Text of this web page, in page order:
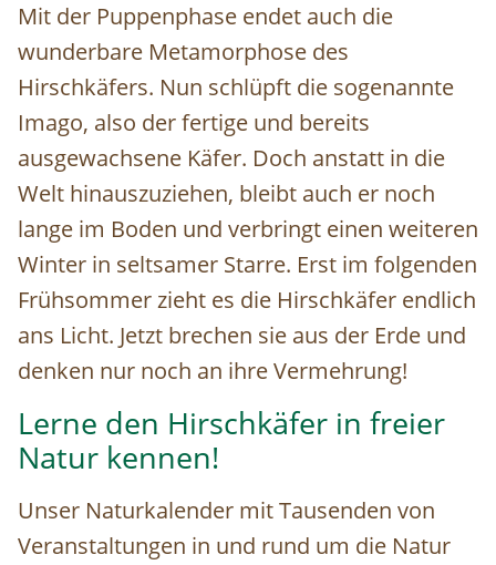
Mit der Puppenphase endet auch die
wunderbare Metamorphose des
Hirschkäfers. Nun schlüpft die sogenannte
Imago, also der fertige und bereits
ausgewachsene Käfer. Doch anstatt in die
Welt hinauszuziehen, bleibt auch er noch
lange im Boden und verbringt einen weiteren
Winter in seltsamer Starre. Erst im folgenden
Frühsommer zieht es die Hirschkäfer endlich
ans Licht. Jetzt brechen sie aus der Erde und
denken nur noch an ihre Vermehrung!
Lerne den Hirschkäfer in freier
Natur kennen!
Unser Naturkalender mit Tausenden von
Veranstaltungen in und rund um die Natur